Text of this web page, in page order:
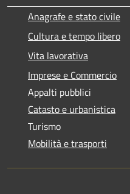
Anagrafe e stato civile
Cultura e tempo libero
Vita lavorativa
Imprese e Commercio
Appalti pubblici
Catasto e urbanistica
Turismo
Mobilità e trasporti